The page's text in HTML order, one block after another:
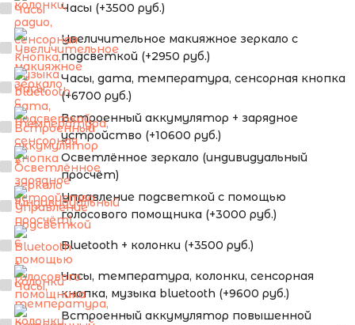
Часы (+3500 руб.)
Увеличительное макияжное зеркало с
подсветкой (+2950 руб.)
Часы, дата, температура, сенсорная кнопка
(+6700 руб.)
Встроенный аккумулятор + зарядное
устройство (+10600 руб.)
Осветлённое зеркало (индивидуальный
просчёт)
Управление подсветкой с помощью
голосового помощника (+3000 руб.)
Bluetooth + колонки (+3500 руб.)
Часы, температура, колонки, сенсорная
кнопка, музыка bluetooth (+9600 руб.)
Встроенный аккумулятор повышенной